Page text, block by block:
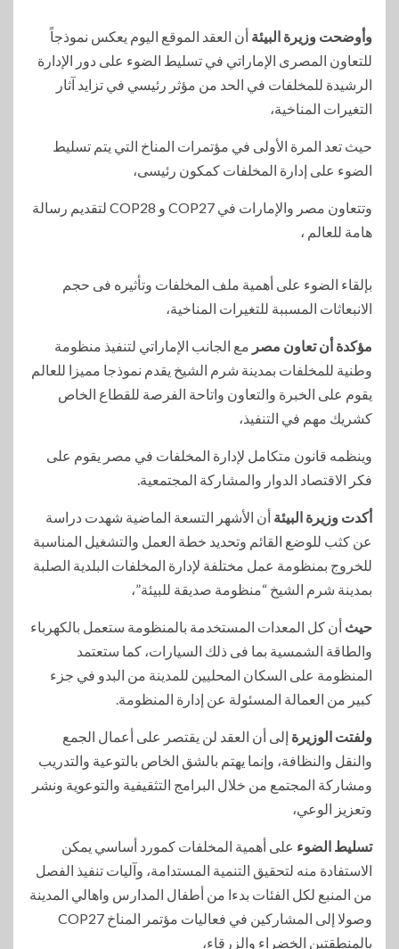
وأوضحت وزيرة البيئة أن العقد الموقع اليوم يعكس نموذجاً
للتعاون المصرى الإماراتي في تسليط الضوء على دور الإدارة
الرشيدة للمخلفات في الحد من مؤثر رئيسي في تزايد آثار
التغيرات المناخية،
حيث تعد المرة الأولى في مؤتمرات المناخ التي يتم تسليط
الضوء على إدارة المخلفات كمكون رئيسى،
وتتعاون مصر والإمارات في COP27 و COP28 لتقديم رسالة
هامة للعالم ،
بإلقاء الضوء على أهمية ملف المخلفات وتأثيره فى حجم
الانبعاثات المسببة للتغيرات المناخية،
مؤكدة أن تعاون مصر مع الجانب الإماراتي لتنفيذ منظومة
وطنية للمخلفات بمدينة شرم الشيخ يقدم نموذجا مميزا للعالم
يقوم على الخبرة والتعاون واتاحة الفرصة للقطاع الخاص
كشريك مهم في التنفيذ،
وينظمه قانون متكامل لإدارة المخلفات في مصر يقوم على
فكر الاقتصاد الدوار والمشاركة المجتمعية.
أكدت وزيرة البيئة أن الأشهر التسعة الماضية شهدت دراسة
عن كثب للوضع القائم وتحديد خطة العمل والتشغيل المناسبة
للخروج بمنظومة عمل مختلفة لإدارة المخلفات البلدية الصلبة
بمدينة شرم الشيخ “منظومة صديقة للبيئة”،
حيث أن كل المعدات المستخدمة بالمنظومة ستعمل بالكهرباء
والطاقة الشمسية بما فى ذلك السيارات، كما ستعتمد
المنظومة على السكان المحليين للمدينة من البدو في جزء
كبير من العمالة المسئولة عن إدارة المنظومة.
ولفتت الوزيرة إلى أن العقد لن يقتصر على أعمال الجمع
والنقل والنظافة، وإنما يهتم بالشق الخاص بالتوعية والتدريب
ومشاركة المجتمع من خلال البرامج التثقيفية والتوعوية ونشر
وتعزيز الوعي،
تسليط الضوء على أهمية المخلفات كمورد أساسي يمكن
الاستفادة منه لتحقيق التنمية المستدامة، وآليات تنفيذ الفصل
من المنبع لكل الفئات بدءا من أطفال المدارس واهالي المدينة
وصولا إلى المشاركين في فعاليات مؤتمر المناخ COP27
بالمنطقتين الخضراء والزرقاء،